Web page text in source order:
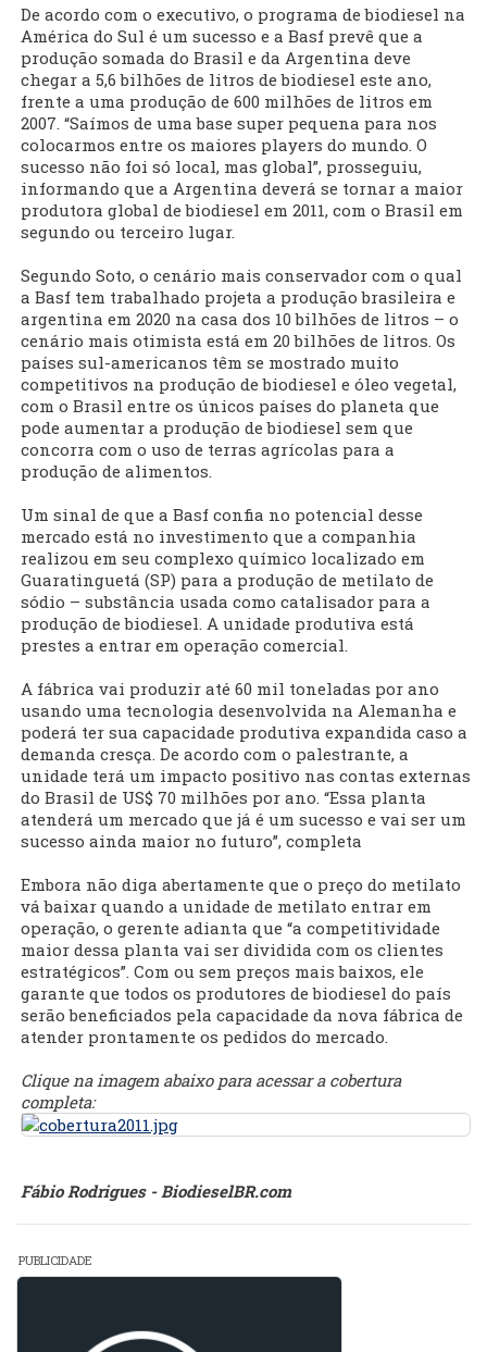
De acordo com o executivo, o programa de biodiesel na
América do Sul é um sucesso e a Basf prevê que a
produção somada do Brasil e da Argentina deve
chegar a 5,6 bilhões de litros de biodiesel este ano,
frente a uma produção de 600 milhões de litros em
2007. “Saímos de uma base super pequena para nos
colocarmos entre os maiores players do mundo. O
sucesso não foi só local, mas global”, prosseguiu,
informando que a Argentina deverá se tornar a maior
produtora global de biodiesel em 2011, com o Brasil em
segundo ou terceiro lugar.
Segundo Soto, o cenário mais conservador com o qual
a Basf tem trabalhado projeta a produção brasileira e
argentina em 2020 na casa dos 10 bilhões de litros – o
cenário mais otimista está em 20 bilhões de litros. Os
países sul-americanos têm se mostrado muito
competitivos na produção de biodiesel e óleo vegetal,
com o Brasil entre os únicos países do planeta que
pode aumentar a produção de biodiesel sem que
concorra com o uso de terras agrícolas para a
produção de alimentos.
Um sinal de que a Basf confia no potencial desse
mercado está no investimento que a companhia
realizou em seu complexo químico localizado em
Guaratinguetá (SP) para a produção de metilato de
sódio – substância usada como catalisador para a
produção de biodiesel. A unidade produtiva está
prestes a entrar em operação comercial.
A fábrica vai produzir até 60 mil toneladas por ano
usando uma tecnologia desenvolvida na Alemanha e
poderá ter sua capacidade produtiva expandida caso a
demanda cresça. De acordo com o palestrante, a
unidade terá um impacto positivo nas contas externas
do Brasil de US$ 70 milhões por ano. “Essa planta
atenderá um mercado que já é um sucesso e vai ser um
sucesso ainda maior no futuro”, completa
Embora não diga abertamente que o preço do metilato
vá baixar quando a unidade de metilato entrar em
operação, o gerente adianta que “a competitividade
maior dessa planta vai ser dividida com os clientes
estratégicos”. Com ou sem preços mais baixos, ele
garante que todos os produtores de biodiesel do país
serão beneficiados pela capacidade da nova fábrica de
atender prontamente os pedidos do mercado.
Clique na imagem abaixo para acessar a cobertura
completa:
Fábio Rodrigues - BiodieselBR.com
PUBLICIDADE